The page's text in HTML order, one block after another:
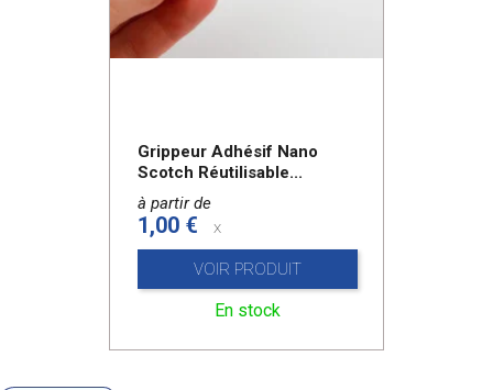
Grippeur Adhésif Nano
Scotch Réutilisable...
à partir de
1,00 € x
VOIR PRODUIT
En stock